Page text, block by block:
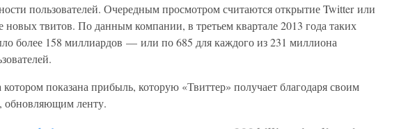
пользователей. Очередным просмотром считаются открытие Twitter или
новых твитов. По данным компании, в третьем квартале 2013 года таких
более 158 миллиардов — или по 685 для каждого из 231 миллиона
показана прибыль, которую «Твиттер» получает благодаря своим
обновляющим ленту.